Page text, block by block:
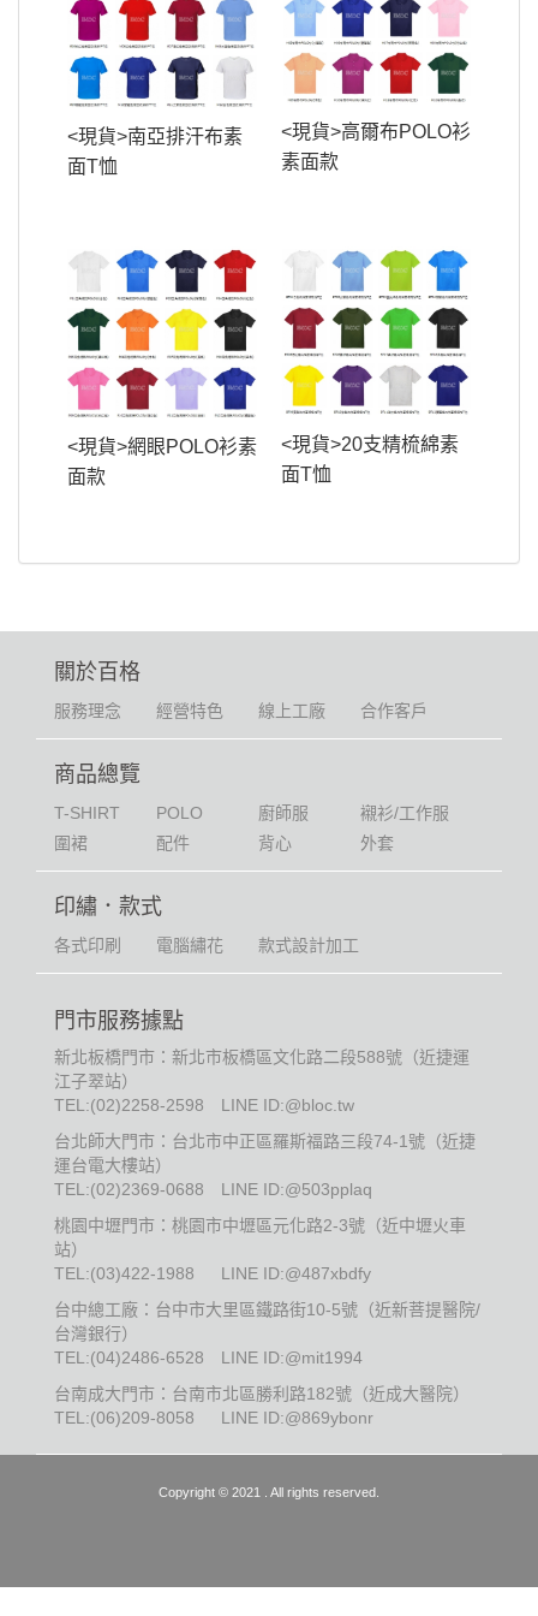
<現貨>南亞排汗布素
面T恤
<現貨>高爾布POLO衫
素面款
<現貨>網眼POLO衫素
面款
<現貨>20支精梳綿素
面T恤
關於百格
服務理念 經營特色 線上工廠 合作客戶
商品總覽
T-SHIRT POLO 廚師服
襯衫/工作服
圍裙
配件 背心 外套
印繡．款式
各式印刷 電腦繡花 款式設計加工
門市服務據點
新北板橋門市：新北市板橋區文化路二段588號（近捷運
江子翠站）
TEL:(02)2258-2598
LINE ID:@bloc.tw
台北師大門市：台北市中正區羅斯福路三段74-1號（近捷
運台電大樓站）
TEL:(02)2369-0688
LINE ID:@503pplaq
桃園中壢門市：桃園市中壢區元化路2-3號（近中壢火車
站）
TEL:(03)422-1988
LINE ID:@487xbdfy
台中總工廠：台中市大里區鐵路街10-5號（近新菩提醫院/
台灣銀行）
TEL:(04)2486-6528
LINE ID:@mit1994
台南成大門市：台南市北區勝利路182號（近成大醫院）
TEL:(06)209-8058 LINE ID:@869ybonr
Copyright © 2021 . All rights reserved.